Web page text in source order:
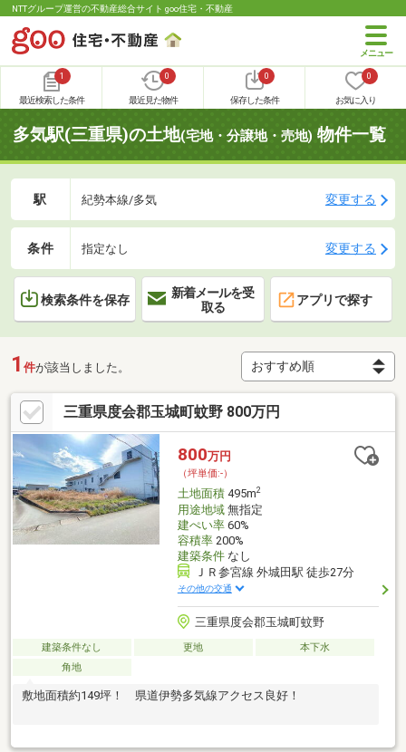
NTTグループ運営の不動産総合サイト goo住宅・不動産
1
最近検索した条件
0
最近見た物件
0
保存した条件
0
お気に入り
多気駅(三重県)の土地(宅地・分譲地・売地) 物件一覧
駅 紀勢本線/多気 変更する
条件 指定なし 変更する
検索条件を保存
新着メールを受
取る
アプリで探す
1 件が該当しました。
三重県度会郡玉城町蚊野 800万円
800万円
（坪単価:-）
土地面積495m2
用途地域無指定
建ぺい率60%
容積率200%
建築条件なし
ＪＲ参宮線 外城田駅 徒歩27分
その他の交通
三重県度会郡玉城町蚊野
建築条件なし 更地
本下水
角地
敷地面積約149坪！ 県道伊勢多気線アクセス良好！